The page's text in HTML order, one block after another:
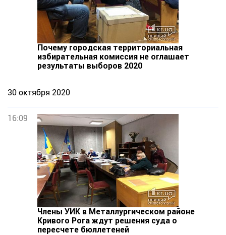
Почему городская территориальная
избирательная комиссия не оглашает
результаты выборов 2020
30 октября 2020
16:09
Члены УИК в Металлургическом районе
Кривого Рога ждут решения суда о
пересчете бюллетеней